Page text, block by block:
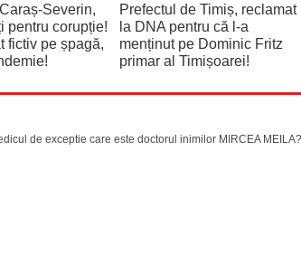
Severin,
pentru corupție!
fictiv pe șpagă,
Prefectul de Timiș, reclamat
la DNA pentru că l-a
menținut pe Dominic Fritz
primar al Timișoarei!
de exceptie care este doctorul inimilor MIRCEA MEILA?